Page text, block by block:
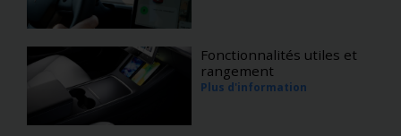
Fonctionnalités utiles et
rangement
Plus d'information